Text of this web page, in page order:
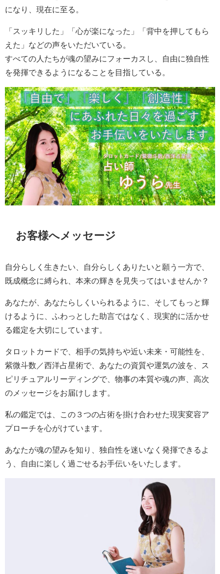
になり、現在に至る。
「スッキリした」「心が楽になった」「背中を押してもら
えた」などの声をいただいている。
すべての人たちが魂の望みにフォーカスし、自由に独自性
を発揮できるようになることを目指している。
お客様へメッセージ
自分らしく生きたい、自分らしくありたいと願う一方で、
既成概念に縛られ、本来の輝きを見失ってはいませんか？
あなたが、あなたらしくいられるように、そしてもっと輝
けるように、ふわっとした助言ではなく、現実的に活かせ
る鑑定を大切にしています。
タロットカードで、相手の気持ちや近い未来・可能性を、
紫微斗数／西洋占星術で、あなたの資質や運気の波を、ス
ピリチュアルリーディングで、物事の本質や魂の声、高次
のメッセージをお届けします。
私の鑑定では、この３つの占術を掛け合わせた現実変容ア
プローチを心がけています。
あなたが魂の望みを知り、独自性を迷いなく発揮できるよ
う、自由に楽しく過ごせるお手伝いをいたします。